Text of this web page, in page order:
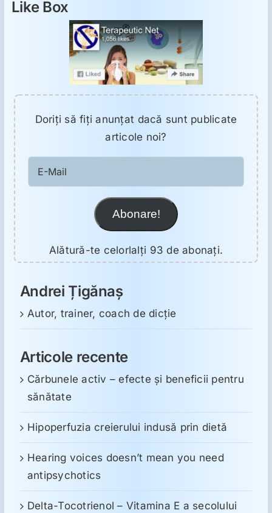
Like Box
Doriţi să fiţi anunţat dacă sunt publicate
articole noi?
Mail
Abonare!
Alătură-te celorlalți 93 de abonați.
Andrei Țigănaș
Autor, trainer, coach de dicție
Articole recente
Cărbunele activ – efecte și beneficii pentru
sănătate
Hipoperfuzia creierului indusă prin dietă
Hearing voices doesn’t mean you need
antipsychotics
Delta-Tocotrienol – Vitamina E a secolului